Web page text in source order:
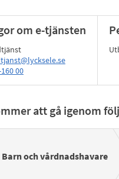
om e-tjänsten
00
att gå igenom
Barn och vårdnadshavare